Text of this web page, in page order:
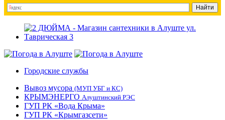
Городские службы
Вывоз мусора (МУП УБГ и КС)
КРЫМЭНЕРГО Алуштинский РЭС
ГУП РК «Вода Крыма»
ГУП РК «Крымгазсети»